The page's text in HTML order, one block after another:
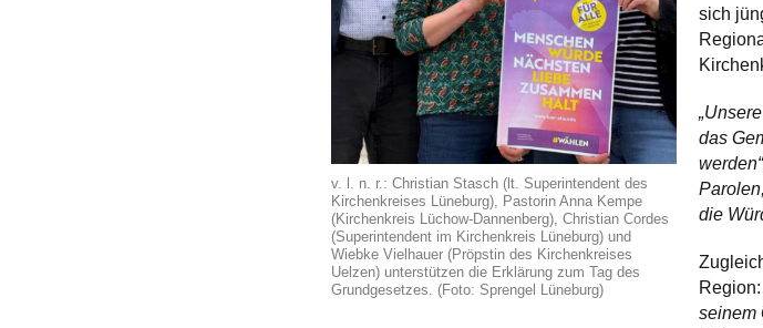
v. l. n. r.: Christian Stasch (lt. Superintendent des
Kirchenkreises Lüneburg), Pastorin Anna Kempe
(Kirchenkreis Lüchow-Dannenberg), Christian Cordes
(Superintendent im Kirchenkreis Lüneburg) und
Wiebke Vielhauer (Pröpstin des Kirchenkreises
Uelzen) unterstützen die Erklärung zum Tag des
Grundgesetzes. (Foto: Sprengel Lüneburg)
sich
das
werden“
die
seinem